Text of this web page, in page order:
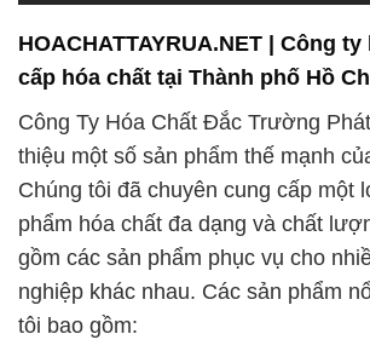
HOACHATTAYRUA.NET | Công
cấp hóa chất tại Thành phố Hồ
Công Ty Hóa Chất Đắc Trường
thiệu một số sản phẩm thế mạnh
Chúng tôi đã chuyên cung cấp một
phẩm hóa chất đa dạng và chất
gồm các sản phẩm phục vụ cho
nghiệp khác nhau. Các sản phẩm
tôi bao gồm: